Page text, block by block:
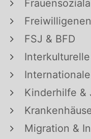
FSJ & BFD
Kinderhilfe &
Migration &